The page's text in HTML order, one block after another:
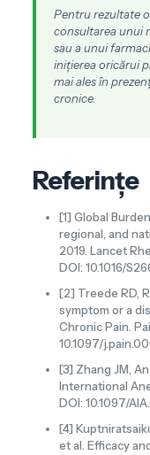
Pentru rezultate
consultarea unui
sau a unui
inițierea oricărui
mai ales în
cronice.
Referințe
[1] Global
regional, and
2019. Lancet
DOI: 10.1016/
[2] Treede RD,
symptom or a
Chronic Pain.
10.1097/
[3] Zhang JM,
International
DOI: 10.1097/
[4]
et al. Efficacy